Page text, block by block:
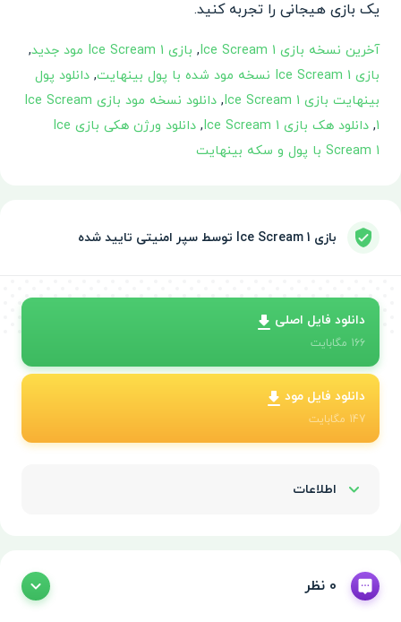
یک بازی هیجانی را تجربه کنید.
آخرین نسخه بازی Ice Scream 1 , بازی Ice Scream 1 مود جدید
,
بازی Ice Scream 1 نسخه مود شده با پول بینهایت
, دانلود پول
بینهایت بازی Ice Scream 1
,
دانلود نسخه مود بازی Ice Scream
1
, دانلود هک بازی Ice Scream 1 ,
دانلود ورژن هکی بازی Ice
Scream 1 با پول و سکه بینهایت
بازی Ice Scream 1 توسط سپر امنیتی تایید شده
دانلود فایل اصلی
166 مگابایت
دانلود فایل مود
147 مگابایت
اطلاعات
0 نظر